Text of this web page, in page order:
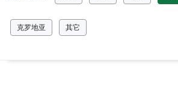
克罗地亚 其它